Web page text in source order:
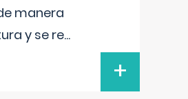
manera
y se re...
+